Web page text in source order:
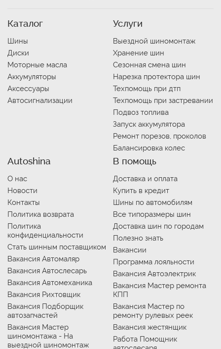
Каталог
Шины
Диски
Моторные масла
Аккумуляторы
Аксессуары
Автосигнализации
Услуги
Выездной шиномонтаж
Хранение шин
Сезонная смена шин
Нарезка протектора шин
Техпомощь при дтп
Техпомощь при застревании
Подвоз топлива
Запуск аккумулятора
Ремонт порезов, проколов
Балансировка колес
Autoshina
О нас
Новости
Контакты
Политика возврата
Политика
конфиденциальности
Стать шинным поставщиком
Вакансия Автомаляр
Вакансия Автослесарь
Вакансия Автомеханика
Вакансия Рихтовщик
Вакансия Подборщик
автозапчастей
Вакансия Мастер
шиномонтажа - На
выездной шиномонтаж
В помощь
Доставка и оплата
Купить в кредит
Шины по автомобилям
Все типоразмеры шин
Доставка шин по городам
Полезно знать
Вакансии
Программа лояльности
Вакансия Автоэлектрик
Вакансия Мастер ремонта
КПП
Вакансия Мастер по
ремонту рулевых реек
Вакансия жестянщик
Работа Помощник